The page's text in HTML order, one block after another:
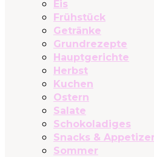
Eis
Frühstück
Getränke
Grundrezepte
Hauptgerichte
Herbst
Kuchen
Ostern
Salate
Schokoladiges
Snacks &
Sommer